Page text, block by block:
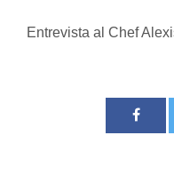
Entrevista al Chef